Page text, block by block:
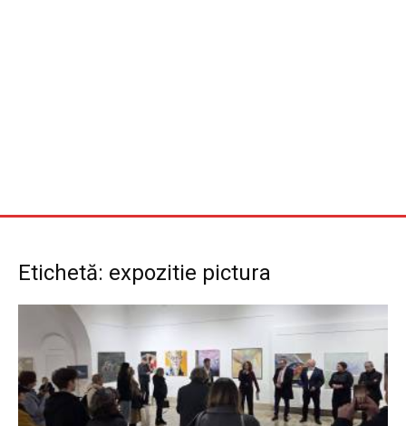
Etichetă: expozitie pictura